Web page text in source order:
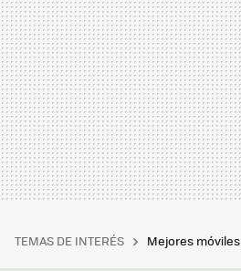
TEMAS DE INTERÉS Mejores móviles